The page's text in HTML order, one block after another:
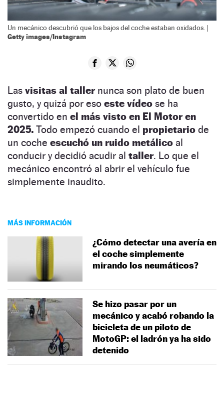
Un mecánico descubrió que los bajos del coche estaban oxidados. |
Getty images/Instagram
Las visitas al tallernunca son plato de buen
gusto, y quizá por eso este vídeo se ha
convertido en el más visto en El Motor en
2025. Todo empezó cuando el propietario de
un coche escuchó un ruido metálico al
conducir y decidió acudir al taller. Lo que el
mecánico encontró al abrir el vehículo fue
simplemente inaudito.
MÁS INFORMACIÓN
¿Cómo detectar una avería en
el coche simplemente
mirando los neumáticos?
Se hizo pasar por un
mecánico y acabó robando la
bicicleta de un piloto de
MotoGP: el ladrón ya ha sido
detenido